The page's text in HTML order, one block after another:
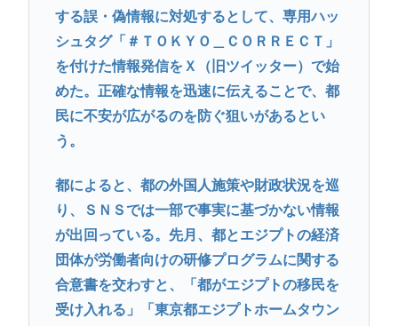
する誤・偽情報に対処するとして、専用ハッ
シュタグ「＃ＴＯＫＹＯ＿ＣＯＲＲＥＣＴ」
を付けた情報発信をＸ（旧ツイッター）で始
めた。正確な情報を迅速に伝えることで、都
民に不安が広がるのを防ぐ狙いがあるとい
う。
都によると、都の外国人施策や財政状況を巡
り、ＳＮＳでは一部で事実に基づかない情報
が出回っている。先月、都とエジプトの経済
団体が労働者向けの研修プログラムに関する
合意書を交わすと、「都がエジプトの移民を
受け入れる」「東京都エジプトホームタウン